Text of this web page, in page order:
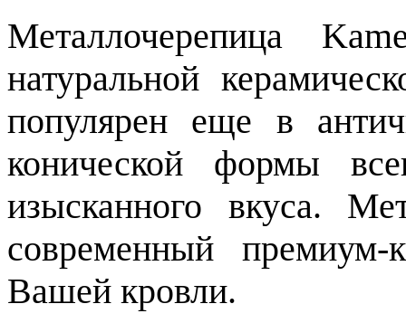
Металлочерепица
натуральной
популярен еще в
конической формы
изысканного вкуса.
современный
Вашей кровли.